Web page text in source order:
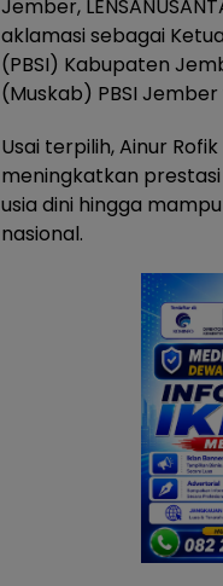
Jember,
aklamasi sebagai
(PBSI) Kabupaten
(Muskab) PBSI
Usai terpilih, Ainur
meningkatkan
usia dini hingga
nasional.